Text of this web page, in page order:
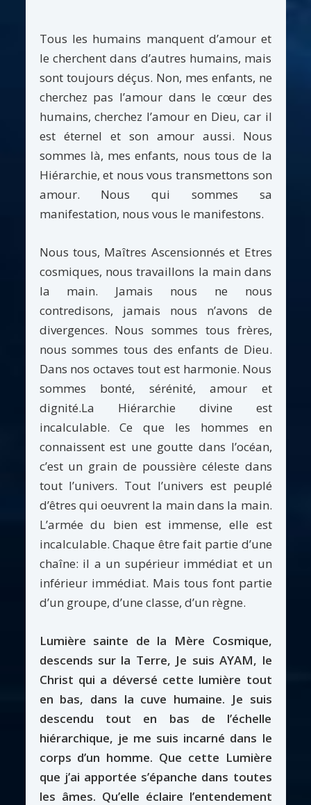
Tous les humains manquent d’amour et
le cherchent dans d’autres humains, mais
sont toujours déçus. Non, mes enfants, ne
cherchez pas l’amour dans le cœur des
humains, cherchez l’amour en Dieu, car il
est éternel et son amour aussi. Nous
sommes là, mes enfants, nous tous de la
Hiérarchie, et nous vous transmettons son
amour. Nous qui sommes sa
manifestation, nous vous le manifestons.
Nous tous, Maîtres Ascensionnés et Etres
cosmiques, nous travaillons la main dans
la main. Jamais nous ne nous
contredisons, jamais nous n’avons de
divergences. Nous sommes tous frères,
nous sommes tous des enfants de Dieu.
Dans nos octaves tout est harmonie. Nous
sommes bonté, sérénité, amour et
dignité.La Hiérarchie divine est
incalculable. Ce que les hommes en
connaissent est une goutte dans l’océan,
c’est un grain de poussière céleste dans
tout l’univers. Tout l’univers est peuplé
d’êtres qui oeuvrent la main dans la main.
L’armée du bien est immense, elle est
incalculable. Chaque être fait partie d’une
chaîne: il a un supérieur immédiat et un
inférieur immédiat. Mais tous font partie
d’un groupe, d’une classe, d’un règne.
Lumière sainte de la Mère Cosmique,
descends sur la Terre, Je suis AYAM, le
Christ qui a déversé cette lumière tout
en bas, dans la cuve humaine. Je suis
descendu tout en bas de l’échelle
hiérarchique, je me suis incarné dans le
corps d’un homme. Que cette Lumière
que j’ai apportée s’épanche dans toutes
les âmes. Qu’elle éclaire l’entendement